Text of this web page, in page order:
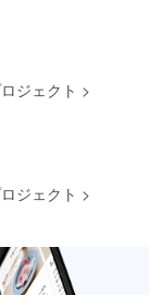
ご記入
などの
合は、
空欄で
作成さ
名前
は、備
使用さ
備考欄
へ記載
希望の
を記載
くださ
ング限
ウド
ファン
ディン
ぼり旗
には生
（ニッ
が記載
されま
す。 生
ジェクト >
ジェクト >